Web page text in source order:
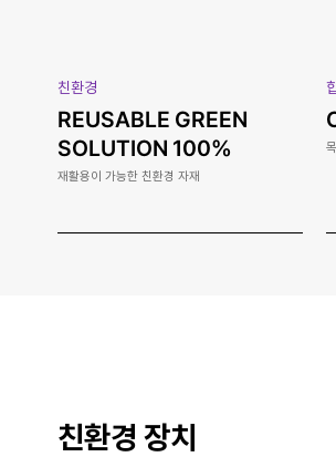
친환경
REUSABLE GREEN
SOLUTION 100%
재활용이 가능한 친환경 자재
친환경 장치